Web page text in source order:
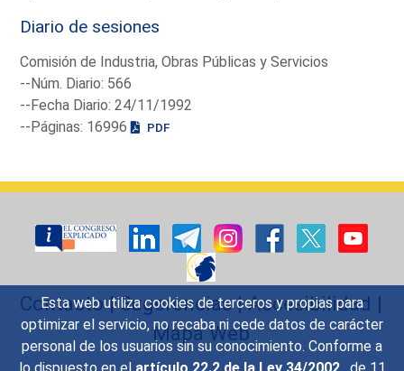
Esta web utiliza cookies de terceros y propias para
optimizar el servicio, no recaba ni cede datos de carácter
personal de los usuarios sin su conocimiento. Conforme a
Diario de sesiones
Comisión de Industria, Obras Públicas y Servicios
--Núm. Diario: 566
--Fecha Diario: 24/11/1992
--Páginas: 16996
PDF
Contacto|Sugerencias|Accesibilidad |
Mapa Web